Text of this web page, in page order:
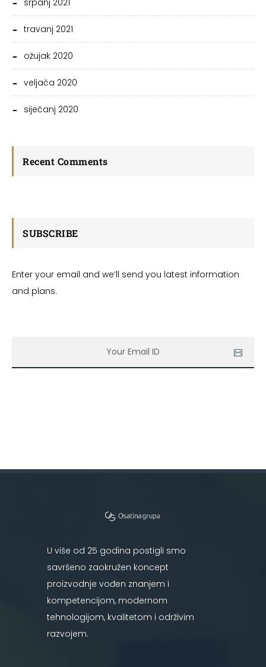
srpanj 2021
travanj 2021
ožujak 2020
veljača 2020
siječanj 2020
Recent Comments
SUBSCRIBE
Enter your email and we’ll send you latest information
and plans.
U više od 25 godina postigli smo
savršeno zaokružen koncept
proizvodnje vođen znanjem i
kompetencijom, modernom
tehnologijom, kvalitetom i održivim
razvojem.